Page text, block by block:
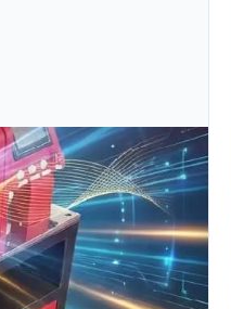
hoạt động và tầm quan
trình cắt k...